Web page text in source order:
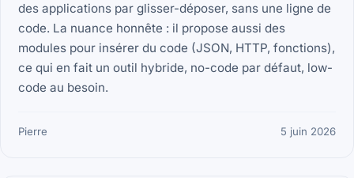
des applications par glisser-déposer, sans une ligne de
code. La nuance honnête : il propose aussi des
modules pour insérer du code (JSON, HTTP, fonctions),
ce qui en fait un outil hybride, no-code par défaut, low-
code au besoin.
Pierre 5 juin 2026